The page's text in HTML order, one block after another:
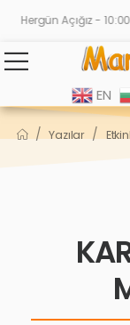
Hergün Açığız - 10:00
EN
/ Yazılar /